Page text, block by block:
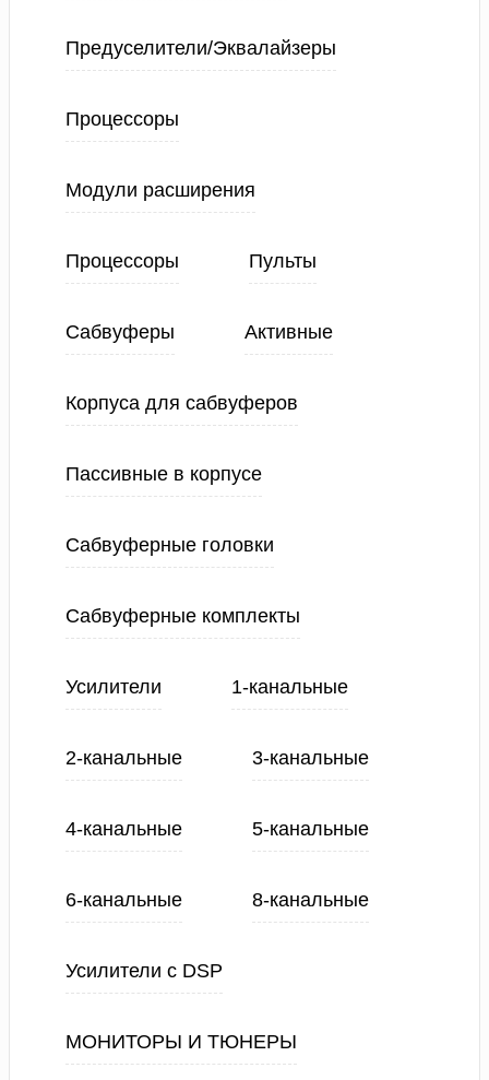
Предуселители/Эквалайзеры
Процессоры
Модули расширения
Процессоры Пульты
Сабвуферы Активные
Корпуса для сабвуферов
Пассивные в корпусе
Сабвуферные головки
Сабвуферные комплекты
Усилители 1-канальные
2-канальные 3-канальные
4-канальные 5-канальные
6-канальные 8-канальные
Усилители с DSP
МОНИТОРЫ И ТЮНЕРЫ